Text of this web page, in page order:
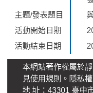
主題/發表題目
活動開始日期
活動結束日期
本網站著作權屬於
見使用規則。 隱私
地 址：43301 臺中